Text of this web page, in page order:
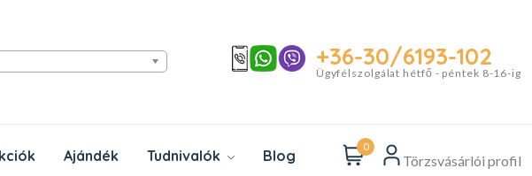
+36-30/6193-102
Ügyfélszolgálat hétfő - péntek 8-16-ig
Ajándék Tudnivalók Blog 0
Törzsvásárlói profil